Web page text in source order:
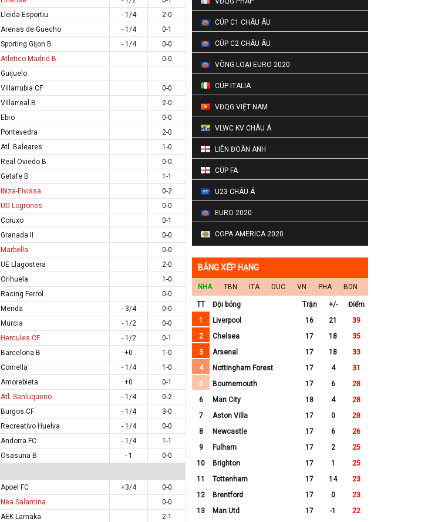
Lleida Esportiu - 1/4
2-0
Arenas de Guecho - 1/4
0-1
Sporting Gijon B - 1/4
0-0
Atletico Madrid B
0-0
Guijuelo
Villarrubia CF
0-0
Villarreal B
2-0
Ebro
0-0
Pontevedra
2-0
Atl. Baleares
1-0
Real Oviedo B
0-0
Getafe B
1-1
Ibiza-Eivissa
0-2
UD Logrones
0-0
Coruxo
0-1
Granada II
0-0
Marbella
0-0
UE Llagostera
2-0
Orihuela
1-0
Racing Ferrol
0-0
Merida - 3/4
0-0
Murcia - 1/2
0-0
Hercules CF - 1/2
0-1
Barcelona B +0
1-0
Cornella - 1/4
1-0
Amorebieta +0
0-1
Atl. Sanluqueno - 1/4
0-2
Burgos CF - 1/4
3-0
Recreativo Huelva - 1/4
0-0
Andorra FC - 1/4
1-1
Osasuna B - 1
0-0
Apoel FC +3/4
0-0
Nea Salamina
0-0
AEK Larnaka
2-1
CÚP C1 CHÂU ÂU
CÚP C2 CHÂU ÂU
VÒNG LOẠI EURO 2020
CÚP ITALIA
VĐQG VIỆT NAM
VLWC KV CHÂU Á
LIÊN ĐOÀN ANH
CÚP FA
U23 CHÂU Á
EURO 2020
COPA AMERICA 2020
BẢNG XẾP HẠNG
NHA TBN ITA DUC VN PHA BDN
TT Đội bóng Trận +/-
Điểm
1
Liverpool 16 21
39
2
Chelsea 17 18
35
3
Arsenal 17 18
33
4
Nottingham Forest 17 4
31
5
Bournemouth 17 6
28
6
Man City 18 4
28
7
Aston Villa 17 0
28
8
Newcastle 17 6
26
9
Fulham 17 2
25
10
Brighton 17 1
25
11
Tottenham 17 14
23
12
Brentford 17 0
23
13
Man Utd 17 -1
22